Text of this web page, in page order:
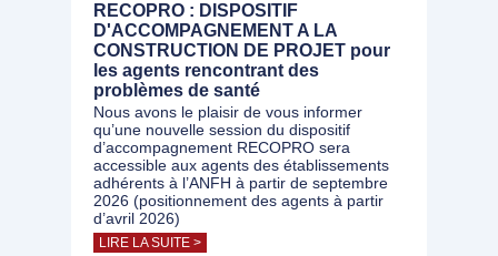
RECOPRO : DISPOSITIF
D'ACCOMPAGNEMENT A LA
CONSTRUCTION DE PROJET pour
les agents rencontrant des
problèmes de santé
Nous avons le plaisir de vous informer
qu’une nouvelle session du dispositif
d’accompagnement RECOPRO sera
accessible aux agents des établissements
adhérents à l’ANFH à partir de septembre
2026 (positionnement des agents à partir
d’avril 2026)
LIRE LA SUITE >